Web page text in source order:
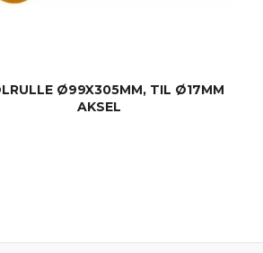
Ø99X305MM, TIL Ø17MM
AKSEL